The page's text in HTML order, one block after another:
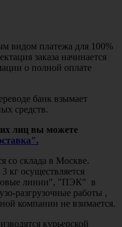
видом платежа для 100%
заказа начинается
о полной оплате
банк взымает
средств.
лиц вы можете
со склада в Москве.
кг осуществляется
линии", "ПЭК" в
разгрузочные работы ,
компании не взимается.
курьерской